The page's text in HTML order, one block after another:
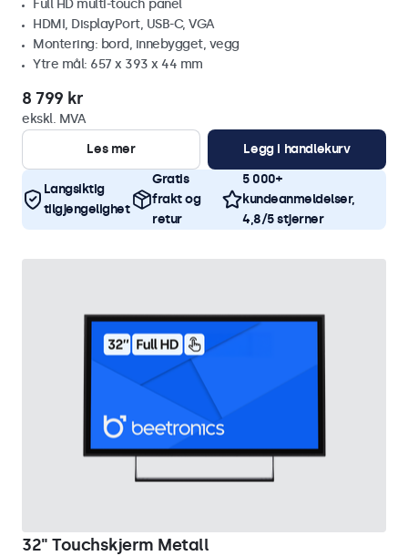
Full HD multi-touch panel
HDMI, DisplayPort, USB-C, VGA
Montering: bord, innebygget, vegg
Ytre mål: 657 x 393 x 44 mm
8 799 kr
ekskl. MVA
Les mer
Legg i handlekurv
Langsiktig
tilgjengelighet
Gratis
frakt og
retur
5 000+
kundeanmeldelser,
4,8/5 stjerner
32" Touchskjerm Metall